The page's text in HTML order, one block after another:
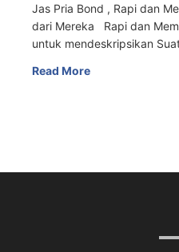
Jas Pria Bond , Rapi dan
dari Mereka Rapi dan
untuk mendeskripsikan
Read More